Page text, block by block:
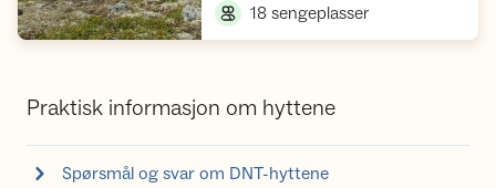
18 sengeplasser,
Praktisk informasjon om hyttene
Spørsmål og svar om DNT-hyttene